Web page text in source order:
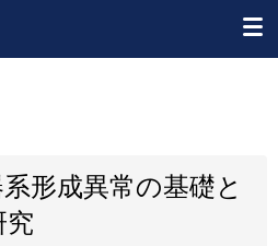
形成異常の基礎と
究